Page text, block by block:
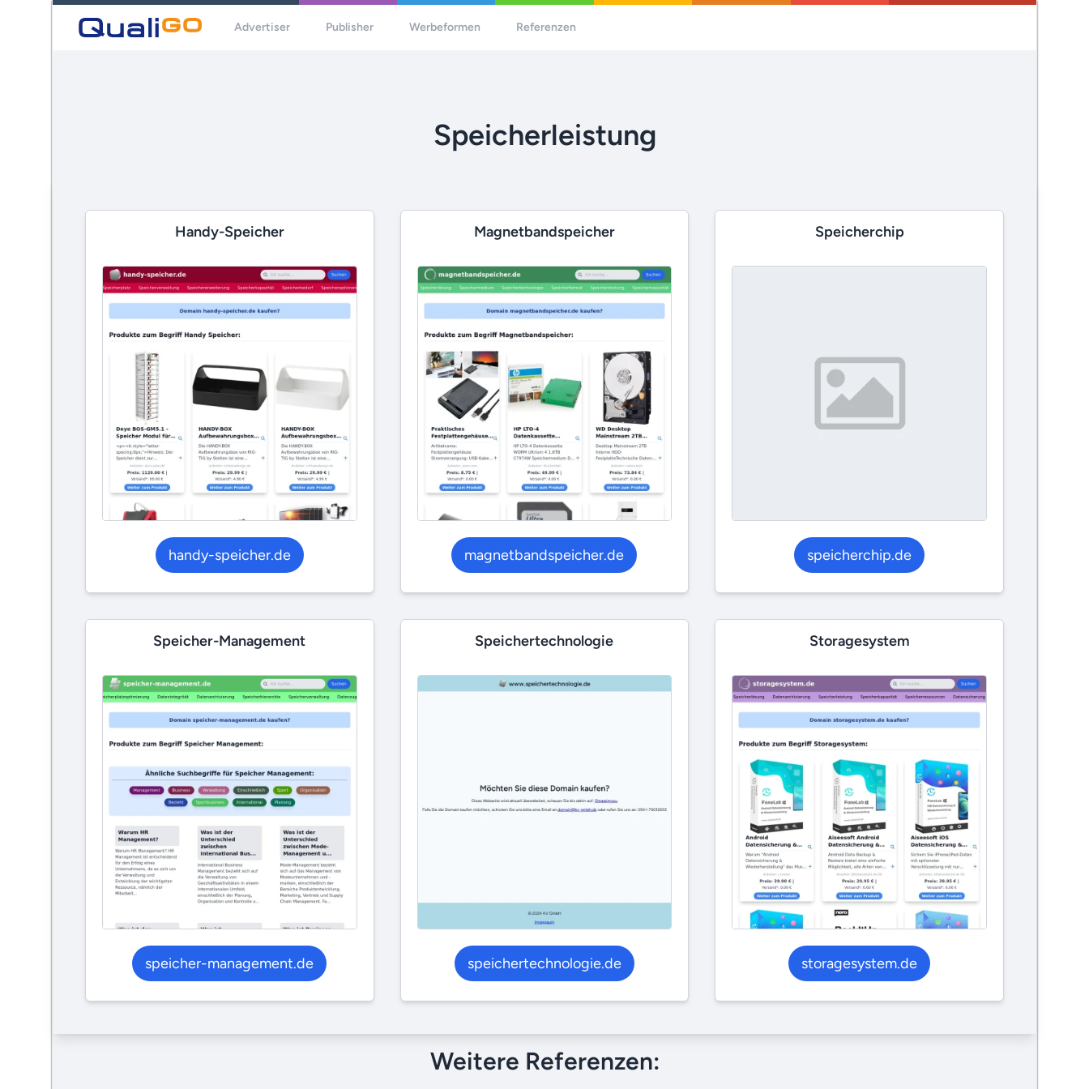
Advertiser Publisher Werbeformen Referenzen
Speicherleistung
Handy-Speicher
handy-speicher.de
Magnetbandspeicher
magnetbandspeicher.de
Speicherchip
speicherchip.de
Speicher-Management
speicher-management.de
Speichertechnologie
speichertechnologie.de
Storagesystem
storagesystem.de
Weitere Referenzen: